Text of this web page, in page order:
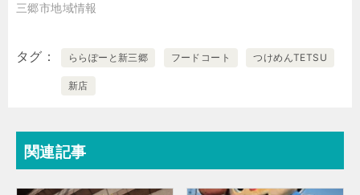
三郷市地域情報
タグ ららぽーと新三郷 フードコート つけめんTETSU
新店
関連記事